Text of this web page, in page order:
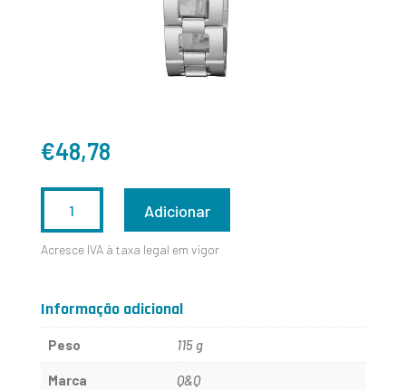
€48,78
DE
Adicionar
Acresce IVA à taxa legal em vigor
Informação adicional
Peso 115 g
Marca Q&Q